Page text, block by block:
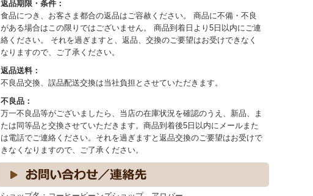
返品期限・条件：
食品につき、お客さま都合の返品はご容赦ください。 商品に不備・不良
がある場合はこの限りではございません。 商品到着日より5日以内にご連
絡ください。 それを過ぎますと、返品、交換のご要望はお受けできなく
なりますので、ご了承ください。
返品送料：
不良品交換、誤品配送交換は当社負担とさせていただきます。
不良品：
万一不良品等がございましたら、当店の在庫状況を確認のうえ、新品、ま
たは同等品と交換させていただきます。商品到着後5日以内にメールまた
は電話でご連絡ください。それを過ぎますと返品交換のご要望はお受けで
きなくなりますので、ご了承ください。